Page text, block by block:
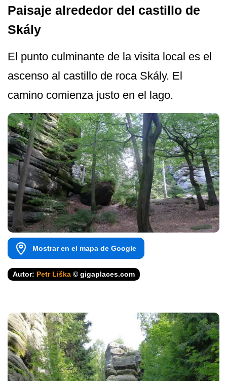
Paisaje alrededor del castillo de
Skály
El punto culminante de la visita local es el
ascenso al castillo de roca Skály. El
camino comienza justo en el lago.
Mostrar en el mapa de Google
Autor: Petr Liška © gigaplaces.com